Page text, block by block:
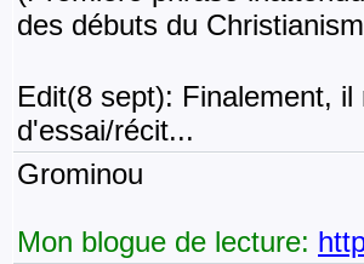
des débuts du
Edit(8 sept): Finalement,
d'essai/récit...
Grominou
Mon blogue de lecture: